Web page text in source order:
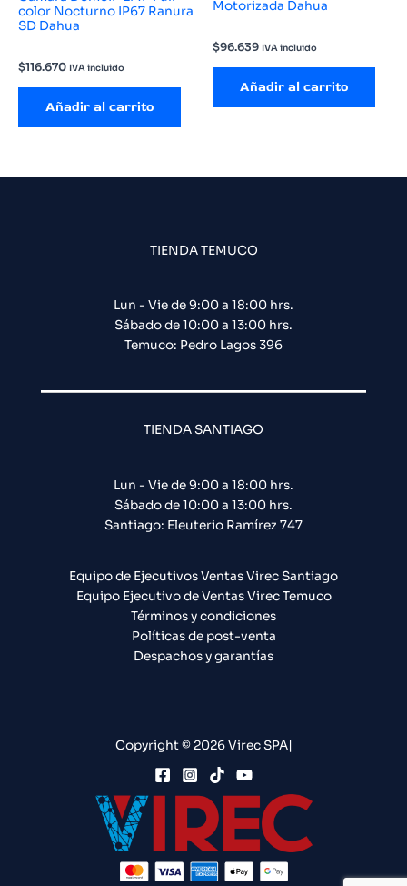
color Nocturno IP67 Ranura
SD Dahua
$116.670 IVA incluido
Añadir al carrito
Motorizada Dahua
$96.639 IVA incluido
Añadir al carrito
TIENDA TEMUCO
Lun - Vie de 9:00 a 18:00 hrs.
Sábado de 10:00 a 13:00 hrs.
Temuco: Pedro Lagos 396
TIENDA SANTIAGO
Lun - Vie de 9:00 a 18:00 hrs.
Sábado de 10:00 a 13:00 hrs.
Santiago: Eleuterio Ramírez 747​
Equipo de Ejecutivos Ventas Virec Santiago
Equipo Ejecutivo de Ventas Virec Temuco
Términos y condiciones
Políticas de post-venta
Despachos y garantías
Copyright © 2026 Virec SPA|